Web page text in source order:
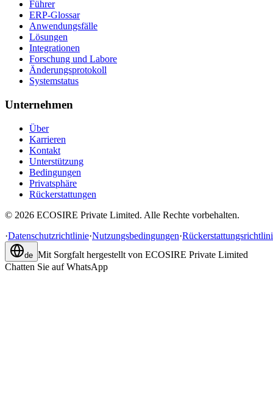
Führer
ERP-Glossar
Anwendungsfälle
Lösungen
Integrationen
Forschung und Labore
Änderungsprotokoll
Systemstatus
Unternehmen
Über
Karrieren
Kontakt
Unterstützung
Bedingungen
Privatsphäre
Rückerstattungen
© 2026 ECOSIRE Private Limited. Alle Rechte vorbehalten.
·Datenschutzrichtlinie·Nutzungsbedingungen·
de Mit Sorgfalt hergestellt von ECOSIRE Private Limited
Chatten Sie auf WhatsApp